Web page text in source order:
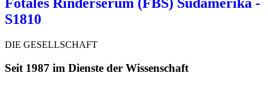
Fötales Rinderserum (FBS) Südamerika -
S1810
DIE GESELLSCHAFT
Seit 1987 im Dienste der Wissenschaft